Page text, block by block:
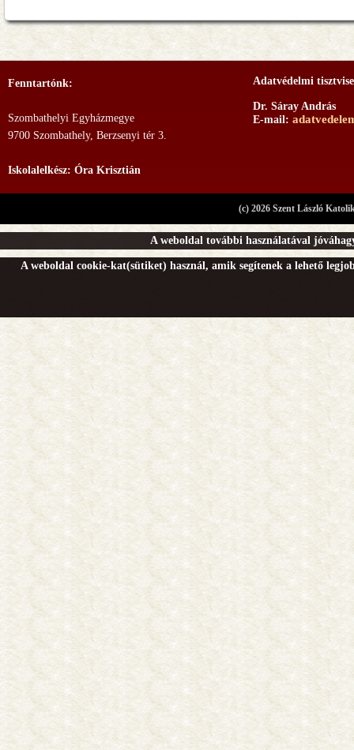
Fenntartónk:
Szombathelyi Egyházmegye
9700 Szombathely, Berzsenyi tér 3.
Iskolalelkész: Óra Krisztián
Adatvédelmi
Dr. Sáray András
E-mail:
(c) 2026 Szent László
A weboldal további használatával
A weboldal cookie-kat(sütiket) használ, amik segítenek a lehető